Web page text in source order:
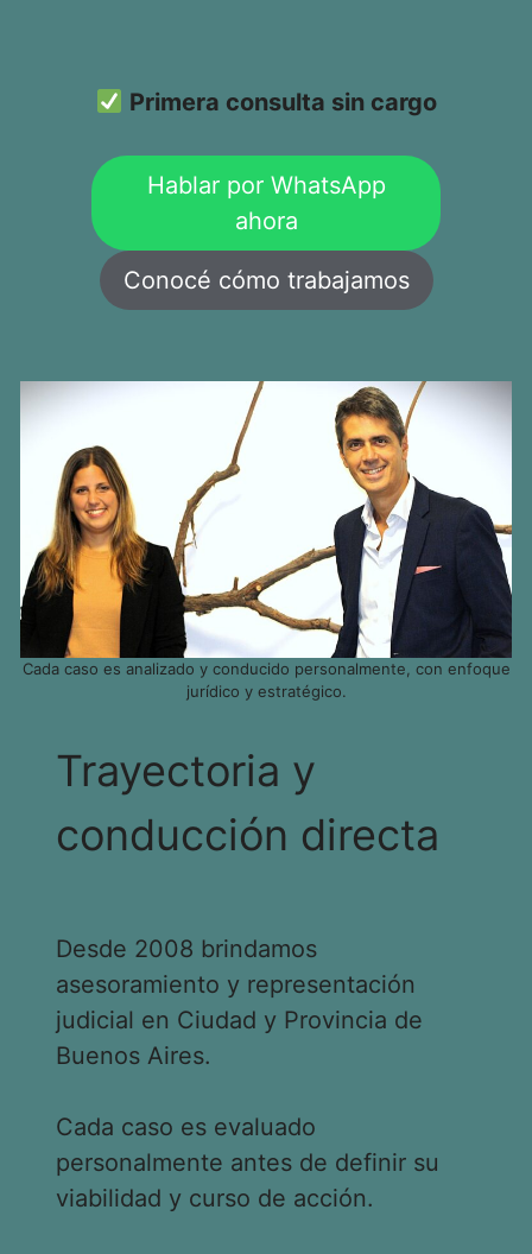
Primera consulta sin cargo
Hablar por WhatsApp
ahora
Conocé cómo trabajamos
Cada caso es analizado y conducido personalmente, con enfoque
jurídico y estratégico.
Trayectoria y
conducción directa
Desde 2008 brindamos
asesoramiento y representación
judicial en Ciudad y Provincia de
Buenos Aires.
Cada caso es evaluado
personalmente antes de definir su
viabilidad y curso de acción.